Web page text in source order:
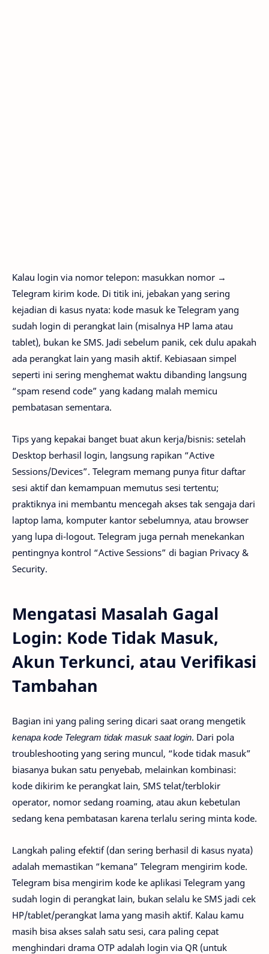
Kalau login via nomor telepon: masukkan nomor →
Telegram kirim kode. Di titik ini, jebakan yang sering
kejadian di kasus nyata: kode masuk ke Telegram yang
sudah login di perangkat lain (misalnya HP lama atau
tablet), bukan ke SMS. Jadi sebelum panik, cek dulu apakah
ada perangkat lain yang masih aktif. Kebiasaan simpel
seperti ini sering menghemat waktu dibanding langsung
“spam resend code” yang kadang malah memicu
pembatasan sementara.
Tips yang kepakai banget buat akun kerja/bisnis: setelah
Desktop berhasil login, langsung rapikan “Active
Sessions/Devices”. Telegram memang punya fitur daftar
sesi aktif dan kemampuan memutus sesi tertentu;
praktiknya ini membantu mencegah akses tak sengaja dari
laptop lama, komputer kantor sebelumnya, atau browser
yang lupa di-logout. Telegram juga pernah menekankan
pentingnya kontrol “Active Sessions” di bagian Privacy &
Security.
Mengatasi Masalah Gagal
Login: Kode Tidak Masuk,
Akun Terkunci, atau Verifikasi
Tambahan
Bagian ini yang paling sering dicari saat orang mengetik
kenapa kode Telegram tidak masuk saat login. Dari pola
troubleshooting yang sering muncul, “kode tidak masuk”
biasanya bukan satu penyebab, melainkan kombinasi:
kode dikirim ke perangkat lain, SMS telat/terblokir
operator, nomor sedang roaming, atau akun kebetulan
sedang kena pembatasan karena terlalu sering minta kode.
Langkah paling efektif (dan sering berhasil di kasus nyata)
adalah memastikan “kemana” Telegram mengirim kode.
Telegram bisa mengirim kode ke aplikasi Telegram yang
sudah login di perangkat lain, bukan selalu ke SMS jadi cek
HP/tablet/perangkat lama yang masih aktif. Kalau kamu
masih bisa akses salah satu sesi, cara paling cepat
menghindari drama OTP adalah login via QR (untuk